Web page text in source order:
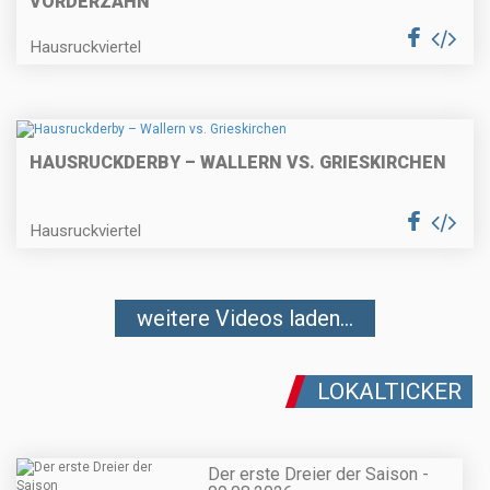
Hausruckviertel
HAUSRUCKDERBY – WALLERN VS. GRIESKIRCHEN
Hausruckviertel
weitere Videos laden...
LOKALTICKER
Der erste Dreier der Saison -